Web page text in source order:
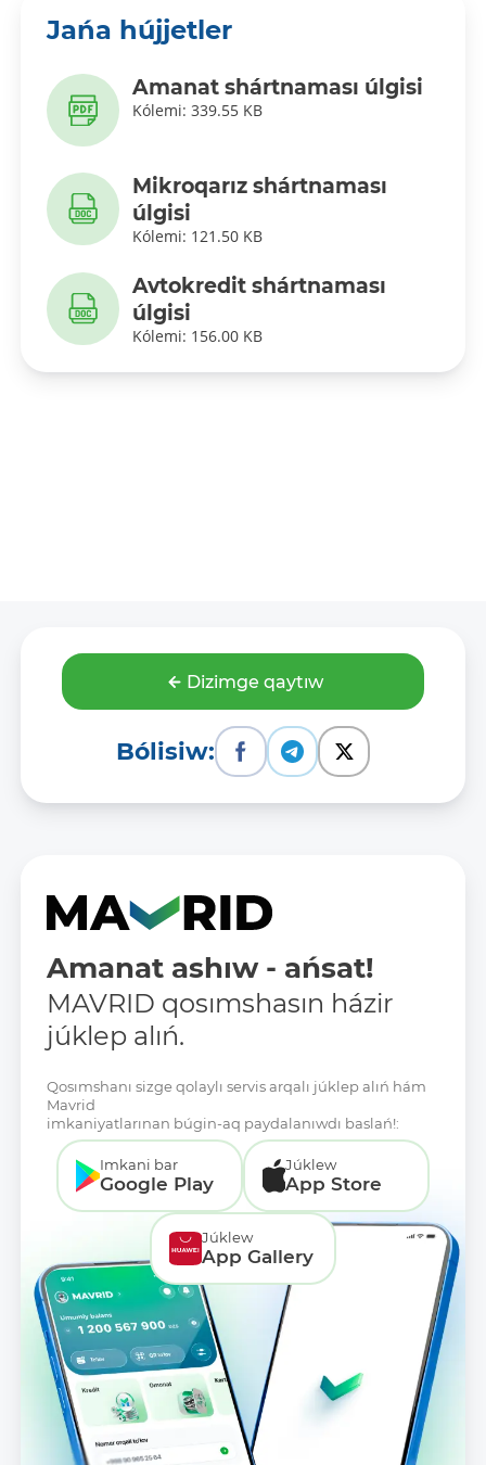
Jańa hújjetler
Amanat shártnaması úlgisi
Kólemi: 339.55 KB
Mikroqarız shártnaması
úlgisi
Kólemi: 121.50 KB
Avtokredit shártnaması
úlgisi
Kólemi: 156.00 KB
Dizimge qaytıw
Bólisiw:
Amanat ashıw - ańsat!
MAVRID qosımshasın házir
júklep alıń.
Qosımshanı sizge qolaylı servis arqalı júklep alıń hám
Mavrid
imkaniyatlarınan búgin-aq paydalanıwdı baslań!:
Imkani bar
Google Play
Júklew
App Store
Júklew
App Gallery